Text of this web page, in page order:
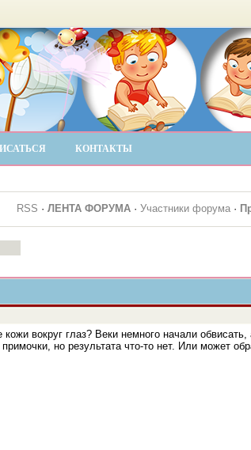
КОНТАКТЫ
RSS · ЛЕНТА ФОРУМА · Участники форума ·
вокруг глаз? Веки немного начали
но результата что-то нет. Или может